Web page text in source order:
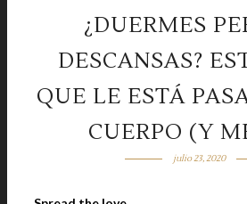
¿DUERMES
DESCANSAS?
QUE LE ESTÁ
CUERPO (Y
julio 23, 2020